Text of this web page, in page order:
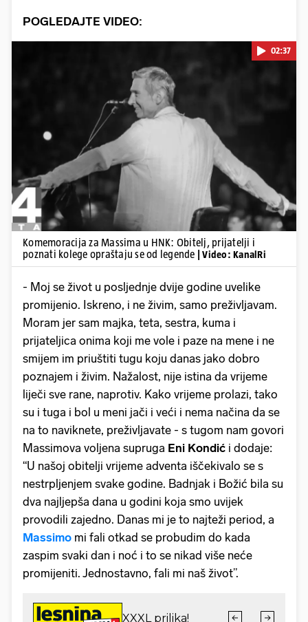
POGLEDAJTE VIDEO:
Pokretanje videa...
02:37
Komemoracija za Massima u HNK: Obitelj, prijatelji i
poznati kolege opraštaju se od legende
| Video: KanalRi
- Moj se život u posljednje dvije godine uvelike
promijenio. Iskreno, i ne živim, samo preživljavam.
Moram jer sam majka, teta, sestra, kuma i
prijateljica onima koji me vole i paze na mene i ne
smijem im priuštiti tugu koju danas jako dobro
poznajem i živim. Nažalost, nije istina da vrijeme
liječi sve rane, naprotiv. Kako vrijeme prolazi, tako
su i tuga i bol u meni jači i veći i nema načina da se
na to naviknete, preživljavate - s tugom nam govori
Massimova voljena supruga Eni Kondić i dodaje:
“U našoj obitelji vrijeme adventa iščekivalo se s
nestrpljenjem svake godine. Badnjak i Božić bila su
dva najljepša dana u godini koja smo uvijek
provodili zajedno. Danas mi je to najteži period, a
Massimo mi fali otkad se probudim do kada
zaspim svaki dan i noć i to se nikad više neće
promijeniti. Jednostavno, fali mi naš život”.